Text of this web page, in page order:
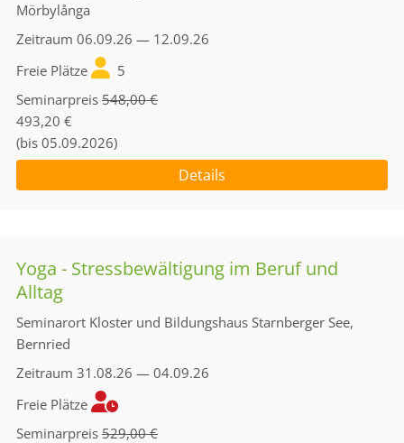
Mörbylånga
Zeitraum 06.09.26 — 12.09.26
Freie Plätze
5
Seminarpreis 548,00 €
493,20 €
(bis 05.09.2026)
Details
Yoga - Stressbewältigung im Beruf und
Alltag
Seminarort Kloster und Bildungshaus Starnberger See,
Bernried
Zeitraum 31.08.26 — 04.09.26
Freie Plätze
Seminarpreis 529,00 €